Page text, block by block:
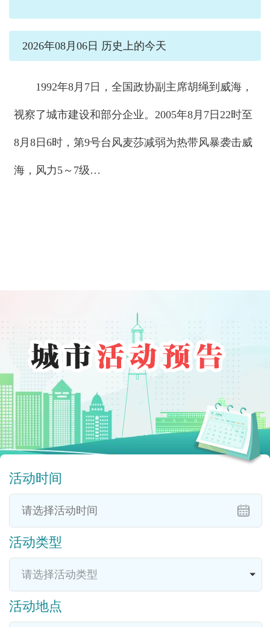
2026年08月06日 历史上的今天
活动时间
活动类型
活动地点